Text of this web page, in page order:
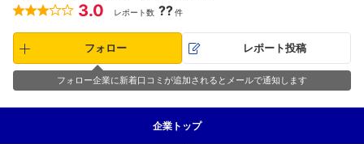
3.0 レポート数 ??件
フォロー レポート投稿
フォロー企業に新着口コミが追加されるとメールで通知します
企業 トップ